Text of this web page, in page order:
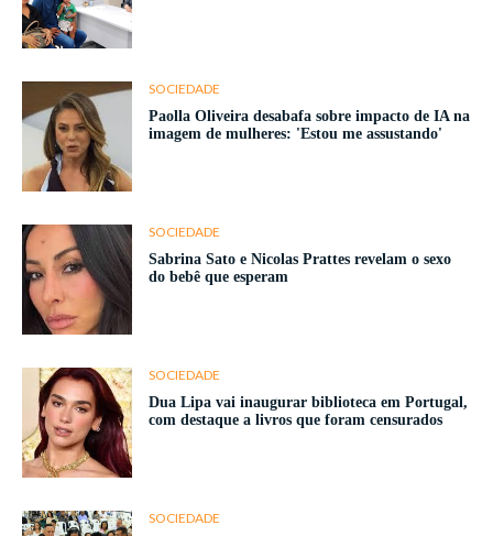
SOCIEDADE
Paolla Oliveira desabafa sobre impacto de IA na
imagem de mulheres: 'Estou me assustando'
SOCIEDADE
Sabrina Sato e Nicolas Prattes revelam o sexo
do bebê que esperam
SOCIEDADE
Dua Lipa vai inaugurar biblioteca em Portugal,
com destaque a livros que foram censurados
SOCIEDADE